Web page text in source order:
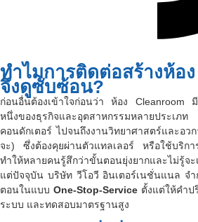
ทำไมการติดต่อสร้างห้
จึงดูซับซ้อน?
ก่อนอื่นต้องเข้าใจก่อนว่า ห้อง Cleanroom
หนึ่งของธุรกิจและอุตสาหกรรมหลายประเภ
คอนดักเตอร์ ไปจนถึงงานวิทยาศาสตร์และอว
จะ) ซึ่งต้องคุยผ่านตัวแทลเลอร์ หรือใช้บริกา
ทำให้หลายคนรู้สึกว่าขั้นตอนยุ่งยากและไม่รู้จ
แต่ปัจจุบัน บริษัท วีโอวี อินเตอร์เนชั่นแนล จ
ตอนในแบบOne-Stop-Service ตั้งแต่ให้คำป
ระบบ และทดสอบมาตรฐานสูง